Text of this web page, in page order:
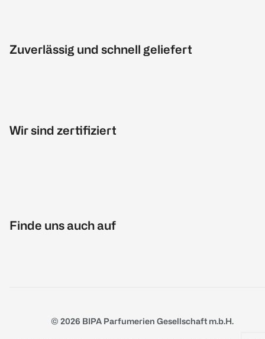
Zuverlässig und schnell geliefert
Wir sind zertifiziert
Finde uns auch auf
© 2026 BIPA Parfumerien Gesellschaft m.b.H.